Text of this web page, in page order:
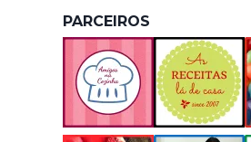
PARCEIROS